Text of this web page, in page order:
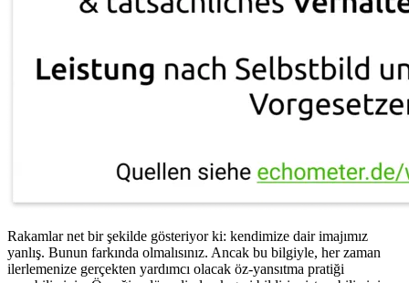
Rakamlar net bir şekilde gösteriyor ki: kendimize dair imajımız
yanlış. Bunun farkında olmalısınız. Ancak bu bilgiyle, her zaman
ilerlemenize gerçekten yardımcı olacak öz-yansıtma pratiği